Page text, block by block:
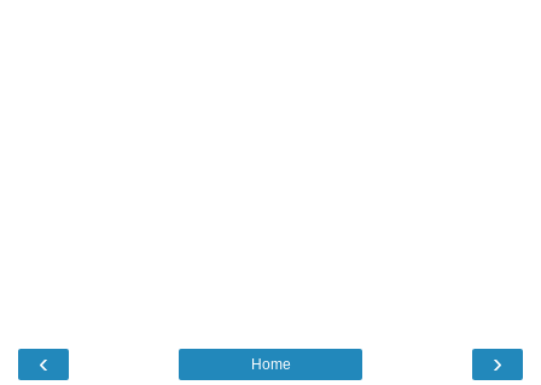
‹ ›
Home